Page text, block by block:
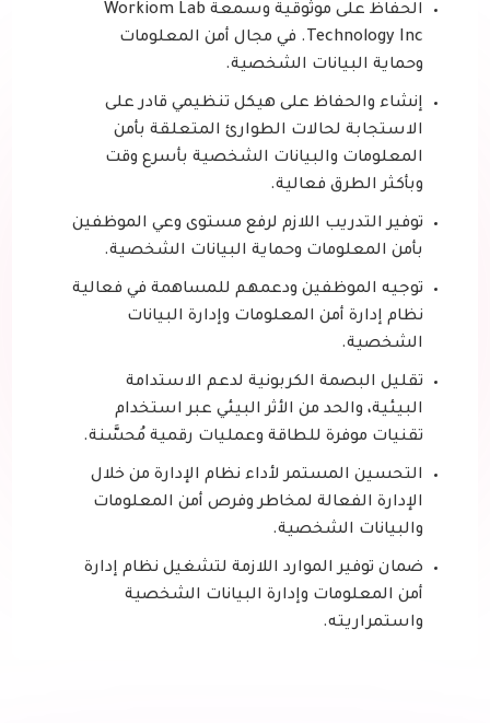
الحفاظ على موثوقية وسمعة Workiom Lab
Technology Inc. في مجال أمن المعلومات
وحماية البيانات الشخصية.
إنشاء والحفاظ على هيكل تنظيمي قادر على
الاستجابة لحالات الطوارئ المتعلقة بأمن
المعلومات والبيانات الشخصية بأسرع وقت
وبأكثر الطرق فعالية.
توفير التدريب اللازم لرفع مستوى وعي الموظفين
بأمن المعلومات وحماية البيانات الشخصية.
توجيه الموظفين ودعمهم للمساهمة في فعالية
نظام إدارة أمن المعلومات وإدارة البيانات
الشخصية.
تقليل البصمة الكربونية لدعم الاستدامة
البيئية، والحد من الأثر البيئي عبر استخدام
تقنيات موفرة للطاقة وعمليات رقمية مُحسَّنة.
التحسين المستمر لأداء نظام الإدارة من خلال
الإدارة الفعالة لمخاطر وفرص أمن المعلومات
والبيانات الشخصية.
ضمان توفير الموارد اللازمة لتشغيل نظام إدارة
أمن المعلومات وإدارة البيانات الشخصية
واستمراريته.